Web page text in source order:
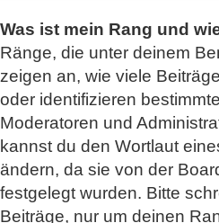
Was ist mein Rang und
Ränge, die unter deinem
zeigen an, wie viele
oder identifizieren
Moderatoren und
kannst du den Wortlaut
ändern, da sie von der
festgelegt wurden. Bitte
Beiträge, nur um deinen